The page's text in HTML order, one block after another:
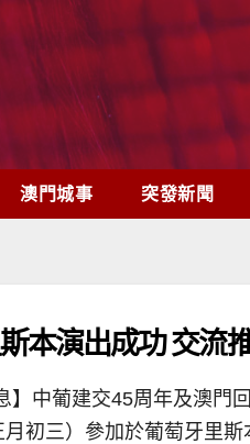
澳門城事 突發新聞
本演出成功 交流
】中葡建交45周年及澳門
初三）參加於葡萄牙里